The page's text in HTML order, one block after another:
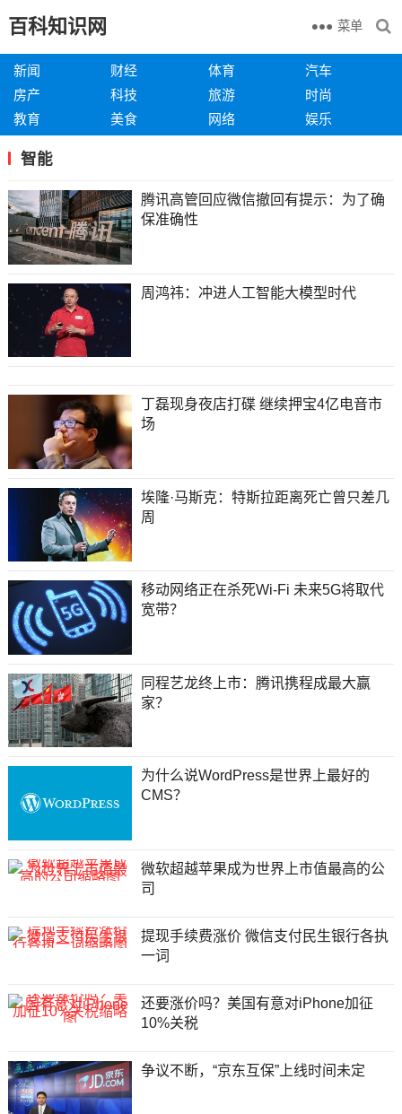
百科知识网 菜单
新闻 财经 体育
汽车
房产
科技 旅游
时尚
教育
美食 网络 娱乐
智能
腾讯高管回应微信撤回有提示：为了确
保准确性
周鸿祎：冲进人工智能大模型时代
丁磊现身夜店打碟 继续押宝4亿电音市
场
埃隆·马斯克：特斯拉距离死亡曾只差几
周
移动网络正在杀死Wi-Fi 未来5G将取代
宽带？
同程艺龙终上市：腾讯携程成最大赢
家？
为什么说WordPress是世界上最好的
CMS？
微软超越苹果成为世界上市值最高的公
司
提现手续费涨价 微信支付民生银行各执
一词
还要涨价吗？美国有意对iPhone加征
10%关税
争议不断，“京东互保”上线时间未定